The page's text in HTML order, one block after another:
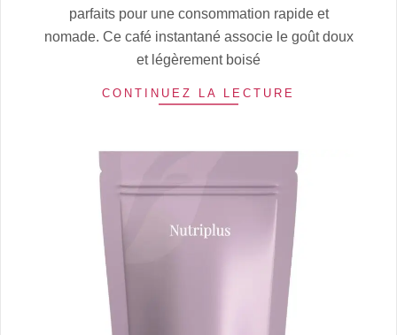
parfaits pour une consommation rapide et
nomade. Ce café instantané associe le goût doux
et légèrement boisé
CONTINUEZ LA LECTURE